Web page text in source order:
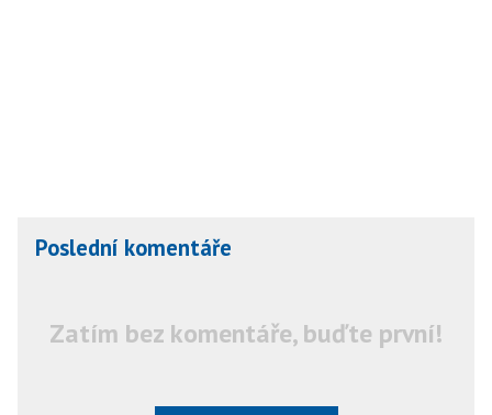
Poslední komentáře
Zatím bez komentáře, buďte první!